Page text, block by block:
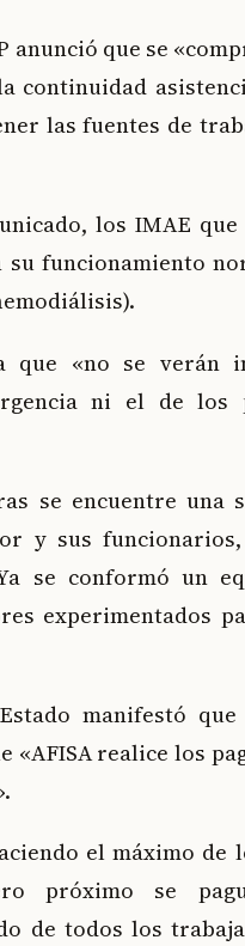
anunció que se
continuidad
las fuentes de
los IMAE
su funcionamiento
que «no se verán
ni el de los
se encuentre una
y sus funcionarios,
se conformó un
experimentados
manifestó
«AFISA realice los
el máximo de
próximo se
de todos los